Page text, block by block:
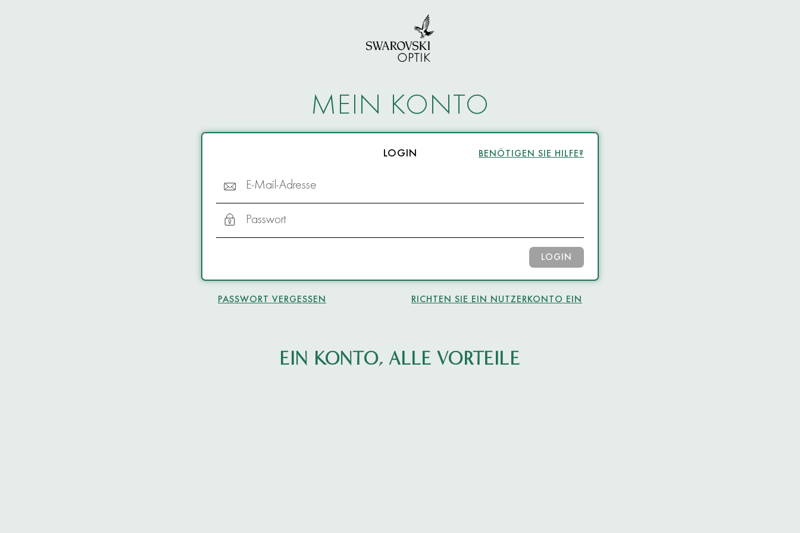
MEIN KONTO
LOGIN BENÖTIGEN SIE HILFE?
E-Mail-Adresse
Passwort
LOGIN
PASSWORT VERGESSEN RICHTEN SIE EIN NUTZERKONTO EIN
EIN KONTO, ALLE VORTEILE